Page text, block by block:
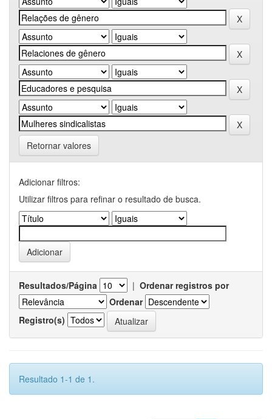
Retornar valores
Adicionar filtros:
Utilizar filtros para refinar o resultado de busca.
Resultados/Página | Ordenar registros por
Ordenar
Registro(s)
Resultado 1-1 de 1.